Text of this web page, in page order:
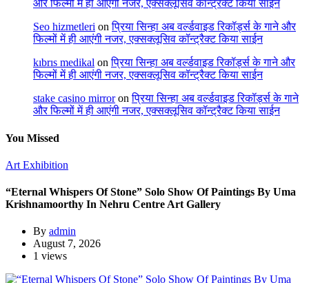
और फिल्मों में ही आएंगी नजर, एक्सक्लूसिव कॉन्ट्रैक्ट किया साईन
Seo hizmetleri onप्रिया सिन्हा अब वर्ल्डवाइड रिकॉर्ड्स के गाने और
फिल्मों में ही आएंगी नजर, एक्सक्लूसिव कॉन्ट्रैक्ट किया साईन
kıbrıs medikal onप्रिया सिन्हा अब वर्ल्डवाइड रिकॉर्ड्स के गाने और
फिल्मों में ही आएंगी नजर, एक्सक्लूसिव कॉन्ट्रैक्ट किया साईन
stake casino mirroronप्रिया सिन्हा अब वर्ल्डवाइड रिकॉर्ड्स के गाने
और फिल्मों में ही आएंगी नजर, एक्सक्लूसिव कॉन्ट्रैक्ट किया साईन
You Missed
Art Exhibition
“Eternal Whispers Of Stone” Solo Show Of Paintings By Uma
Krishnamoorthy In Nehru Centre Art Gallery
By admin
August 7, 2026
1 views